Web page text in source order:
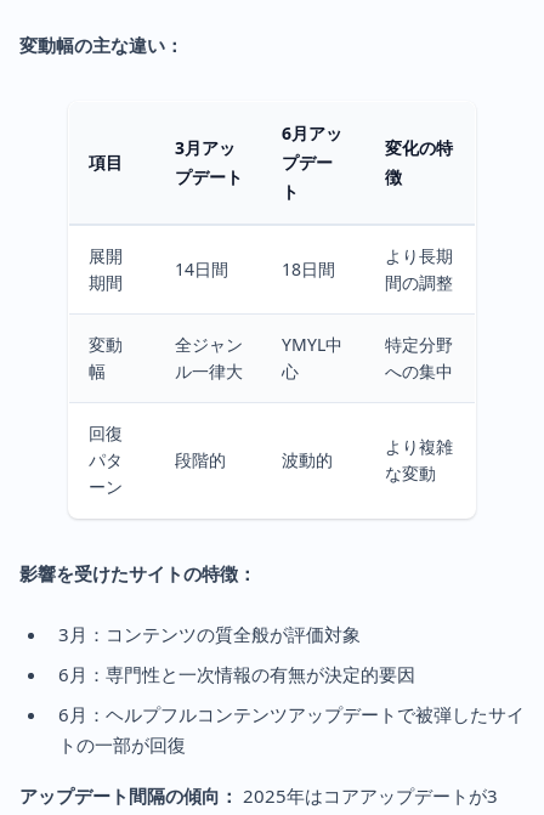
変動幅の主な違い：
項目
3月アッ
プデート
6月アッ
プデー
ト
変化の特
徴
展開
期間
14日間 18日間
より長期
間の調整
変動
幅
全ジャン
ル一律大
YMYL中
心
特定分野
への集中
回復
パタ
ーン
段階的 波動的
より複雑
な変動
影響を受けたサイトの特徴：
3月：コンテンツの質全般が評価対象
6月：専門性と一次情報の有無が決定的要因
6月：ヘルプフルコンテンツアップデートで被弾したサイ
トの一部が回復
アップデート間隔の傾向： 2025年はコアアップデートが3